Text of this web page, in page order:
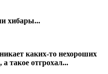
хибары...
каких-то нехороших
такое отгрохал...